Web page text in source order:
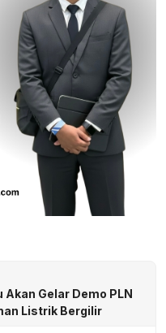
Gelar Demo PLN
Listrik Bergilir